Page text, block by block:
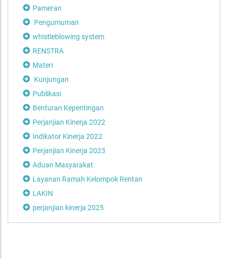
Pameran
Pengumuman
whistleblowing system
RENSTRA
Materi
Kunjungan
Publikasi
Benturan Kepentingan
Perjanjian Kinerja 2022
Indikator Kinerja 2022
Perjanjian Kinerja 2023
Aduan Masyarakat
Layanan Ramah Kelompok Rentan
LAKIN
perjanjian kinerja 2025